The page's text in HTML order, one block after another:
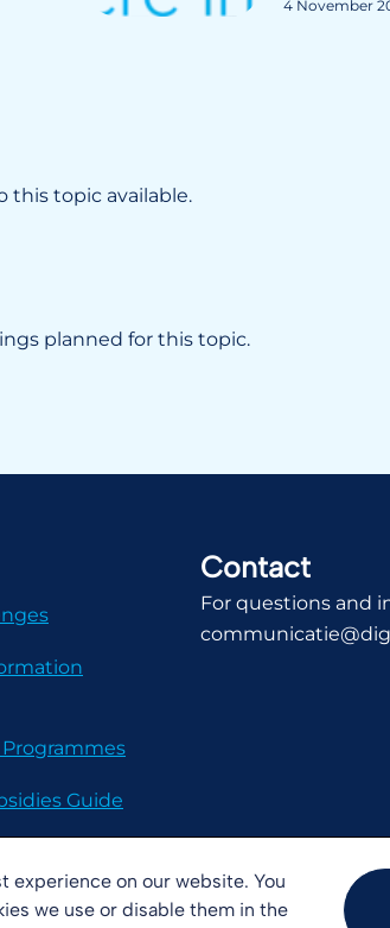
experience on our website. You
we use or disable them in the
4 November
this topic available.
planned for this topic.
Guide
Contact
For questions and